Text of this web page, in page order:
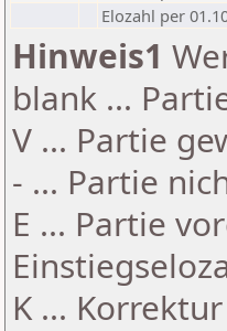
Elozahl per
Hinweis1
blank ...
V ... Partie
- ... Partie
E ... Partie
K ...